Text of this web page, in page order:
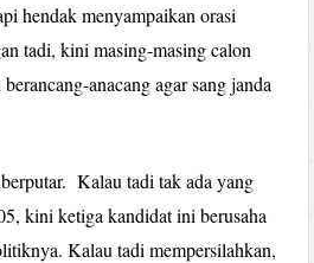
hendak menyampaikan orasi
tadi, kini masing-masing calon
anacang agar sang janda
Kalau tadi tak ada yang
kini ketiga kandidat ini berusaha
Kalau tadi mempersilahkan,